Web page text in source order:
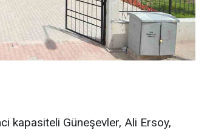
kapasiteli Güneşevler, Ali Ersoy,